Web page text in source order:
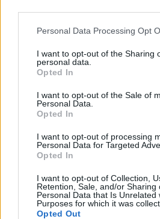
Please note that this website/app
not limited to your visit or usage
grant or deny consent to Google
use your data for below specified
consent section.
Personal Data Processing Opt
I want to opt-out of the Sharing
personal data.
Opted In
I want to opt-out of the Sale of
Personal Data.
Opted In
I want to opt-out of processing
Personal Data for Targeted
Opted In
I want to opt-out of Collection,
Retention, Sale, and/or Sharing
Personal Data that Is Unrelated
Purposes for which it was
Opted Out